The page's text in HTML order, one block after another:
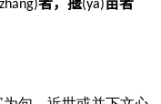
ǎng) (yà)